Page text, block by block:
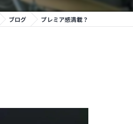
東大阪の軽天工事
ブログ プレミア感満載？